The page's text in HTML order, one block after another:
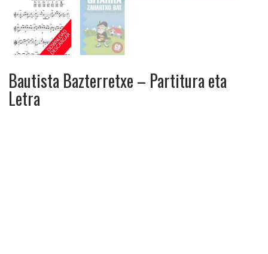
Bautista Bazterretxe – Partitura eta
Letra